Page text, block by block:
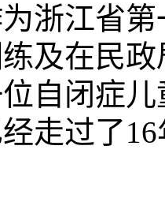
江省第
及在民
自闭症
走过了